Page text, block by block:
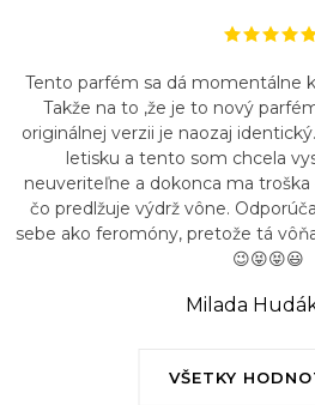
VŠETKY
Tento parfém sa dá momentálne
Takže na to ,že je to nový
originálnej verzii je naozaj
letisku a tento som chcela
neuveriteľne a dokonca ma troška
čo predlžuje výdrž vône.
sebe ako feromóny, pretože tá
😉😝😝😃
Milada